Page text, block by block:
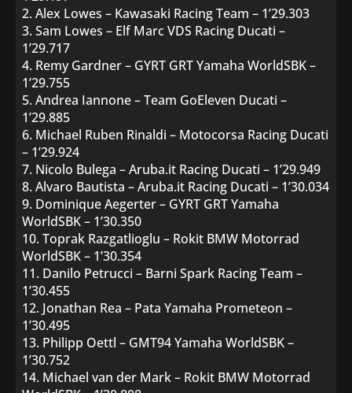
2. Alex Lowes – Kawasaki Racing Team – 1’29.303
3. Sam Lowes – Elf Marc VDS Racing Ducati –
1’29.717
4. Remy Gardner – GYRT GRT Yamaha WorldSBK –
1’29.755
5. Andrea Iannone – Team GoEleven Ducati –
1’29.885
6. Michael Ruben Rinaldi – Motocorsa Racing Ducati
– 1’29.924
7. Nicolo Bulega – Aruba.it Racing Ducati – 1’29.949
8. Alvaro Bautista – Aruba.it Racing Ducati – 1’30.034
9. Dominique Aegerter – GYRT GRT Yamaha
WorldSBK – 1’30.350
10. Toprak Razgatlioglu – Rokit BMW Motorrad
WorldSBK – 1’30.354
11. Danilo Petrucci – Barni Spark Racing Team –
1’30.455
12. Jonathan Rea – Pata Yamaha Prometeon –
1’30.495
13. Philipp Oettl – GMT94 Yamaha WorldSBK –
1’30.752
14. Michael van der Mark – Rokit BMW Motorrad